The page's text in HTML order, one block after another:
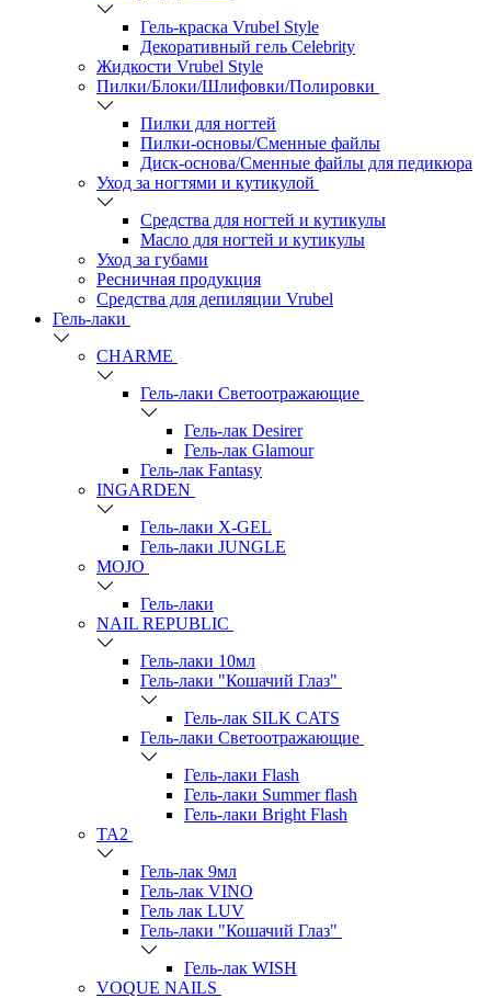
Гель-краска Vrubel Style
Декоративный гель Celebrity
Жидкости Vrubel Style
Пилки/Блоки/Шлифовки/Полировки
Пилки для ногтей
Пилки-основы/Сменные файлы
Диск-основа/Сменные файлы для педикюра
Уход за ногтями и кутикулой
Средства для ногтей и кутикулы
Масло для ногтей и кутикулы
Уход за губами
Ресничная продукция
Средства для депиляции Vrubel
Гель-лаки
СHARME
Гель-лаки Светоотражающие
Гель-лак Desirer
Гель-лак Glamour
Гель-лак Fantasy
INGARDEN
Гель-лаки Х-GEL
Гель-лаки JUNGLE
MOJO
Гель-лаки
NAIL REPUBLIC
Гель-лаки 10мл
Гель-лаки "Кошачий Глаз"
Гель-лак SILK CATS
Гель-лаки Светоотражающие
Гель-лаки Flash
Гель-лаки Summer flash
Гель-лаки Bright Flash
TA2
Гель-лак 9мл
Гель-лак VINO
Гель лак LUV
Гель-лаки "Кошачий Глаз"
Гель-лак WISH
VOQUE NAILS